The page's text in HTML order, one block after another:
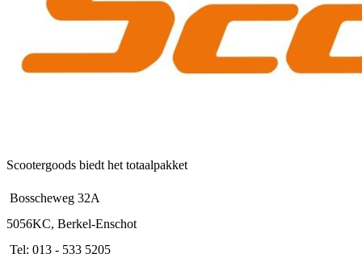
Scootergoods biedt het totaalpakket
Bosscheweg 32A
5056KC, Berkel-Enschot
Tel: 013 - 533 5205